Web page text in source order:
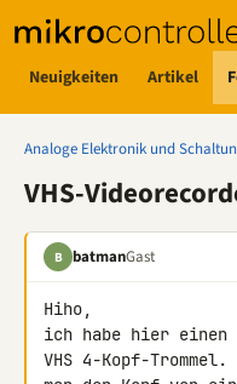
Neuigkeiten Artikel
Analoge Elektronik und
VHS-
B batmanGast
Hiho,
ich habe hier einen
VHS 4-Kopf-Trommel.